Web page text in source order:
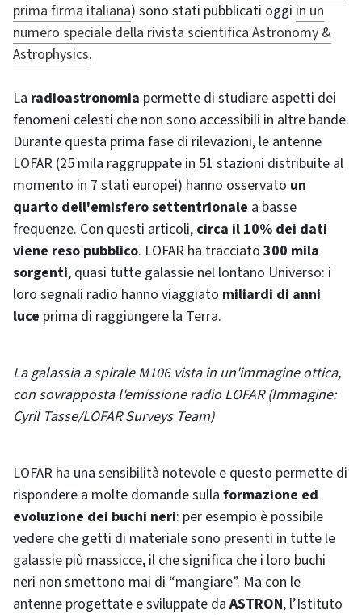
prima firma italiana) sono stati pubblicati oggi in un
numero speciale della rivista scientifica Astronomy &
Astrophysics.
La radioastronomia permette di studiare aspetti dei
fenomeni celesti che non sono accessibili in altre bande.
Durante questa prima fase di rilevazioni, le antenne
LOFAR (25 mila raggruppate in 51 stazioni distribuite al
momento in 7 stati europei) hanno osservato un
quarto dell'emisfero settentrionale a basse
frequenze. Con questi articoli, circa il 10% dei dati
viene reso pubblico. LOFAR ha tracciato 300 mila
sorgenti, quasi tutte galassie nel lontano Universo: i
loro segnali radio hanno viaggiato miliardi di anni
luce prima di raggiungere la Terra.
La galassia a spirale M106 vista in un'immagine ottica,
con sovrapposta l'emissione radio LOFAR (Immagine:
Cyril Tasse/LOFAR Surveys Team)
LOFAR ha una sensibilità notevole e questo permette di
rispondere a molte domande sulla formazione ed
evoluzione dei buchi neri: per esempio è possibile
vedere che getti di materiale sono presenti in tutte le
galassie più massicce, il che significa che i loro buchi
neri non smettono mai di “mangiare”. Ma con le
antenne progettate e sviluppate daASTRON, l’Istituto